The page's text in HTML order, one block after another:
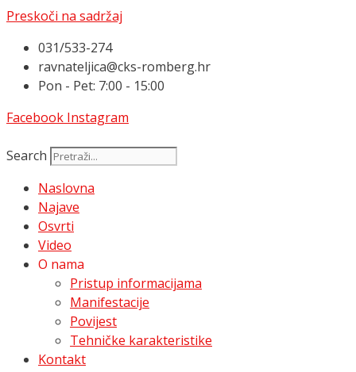
Preskoči na sadržaj
031/533-274
ravnateljica@cks-romberg.hr
Pon - Pet: 7:00 - 15:00
Facebook Instagram
Search
Naslovna
Najave
Osvrti
Video
O nama
Pristup informacijama
Manifestacije
Povijest
Tehničke karakteristike
Kontakt